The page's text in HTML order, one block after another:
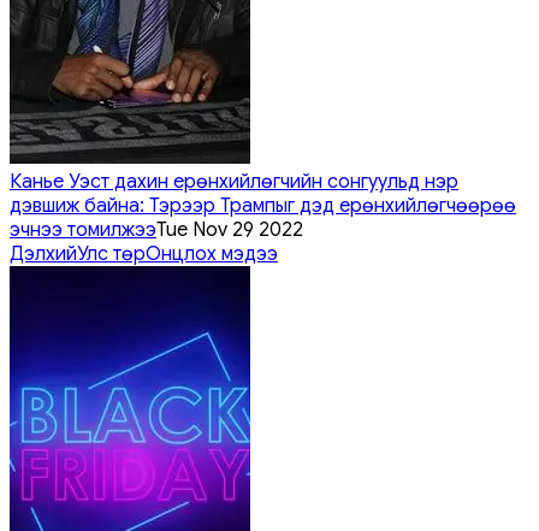
Канье Уэст дахин ерөнхийлөгчийн сонгуульд нэр
дэвшиж байна: Тэрээр Трампыг дэд ерөнхийлөгчөөрөө
эчнээ томилжээTue Nov 29 2022
ДэлхийУлс төрОнцлох мэдээ